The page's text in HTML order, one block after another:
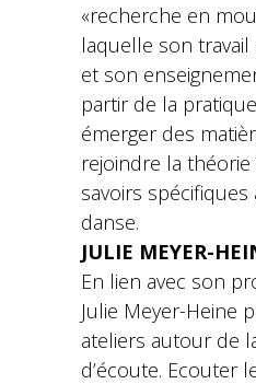
«recherche en
laquelle son
et son
partir de la
émerger des
rejoindre la
savoirs spécifiques
danse.
JULIE MEYER-
En lien avec son
Julie Meyer-Heine
ateliers autour de
d’écoute. Ecouter